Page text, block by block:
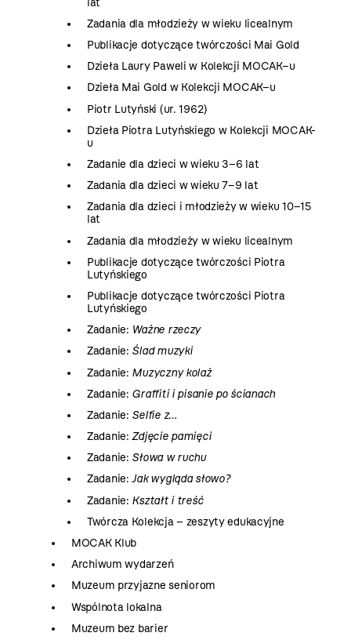
Zadania dla młodzieży w wieku licealnym
Publikacje dotyczące twórczości Mai Gold
Dzieła Laury Paweli w Kolekcji MOCAK–u
Dzieła Mai Gold w Kolekcji MOCAK–u
Piotr Lutyński (ur. 1962)
Dzieła Piotra Lutyńskiego w Kolekcji MOCAK-
u
Zadanie dla dzieci w wieku 3–6 lat
Zadania dla dzieci w wieku 7–9 lat
Zadania dla dzieci i młodzieży w wieku 10–15
lat
Zadania dla młodzieży w wieku licealnym
Publikacje dotyczące twórczości Piotra
Lutyńskiego
Publikacje dotyczące twórczości Piotra
Lutyńskiego
Zadanie: Ważne rzeczy
Zadanie: Ślad muzyki
Zadanie: Muzyczny kolaż
Zadanie: Graffiti i pisanie po ścianach
Zadanie: Selfie z…
Zadanie:Zdjęcie pamięci
Zadanie: Słowa w ruchu
Zadanie:Jak wygląda słowo?
Zadanie: Kształt i treść
Twórcza Kolekcja – zeszyty edukacyjne
MOCAK Klub
Archiwum wydarzeń
Muzeum przyjazne seniorom
Wspólnota lokalna
Muzeum bez barier